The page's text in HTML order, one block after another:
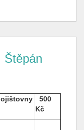
Štěpán
500
Kč